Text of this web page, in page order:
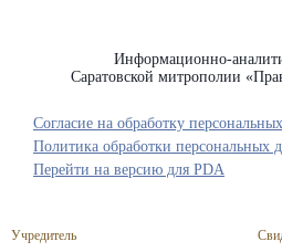
Информационно-
Саратовской митрополии
Учредитель
Согласие на обработку
Политика обработки персональных
Перейти на версию для PDA